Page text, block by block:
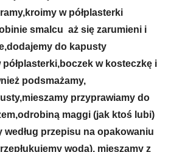
w półplasterki
smalcu aż się zarumieni i
do kapusty
półplasterki,boczek w kosteczkę i
podsmażamy,
przyprawiamy do
maggi (jak ktoś lubi)
według przepisu na opakowaniu
wodą), mieszamy z